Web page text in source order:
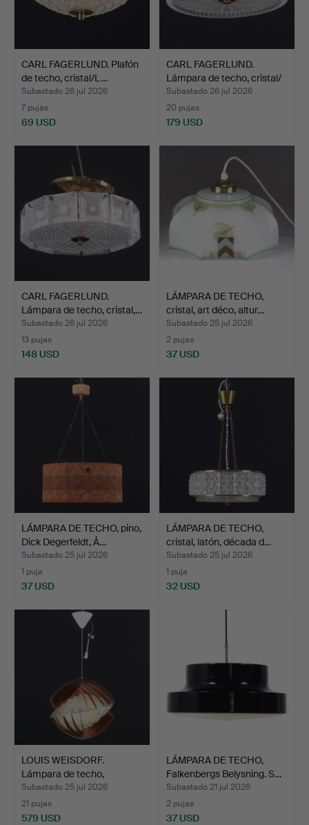
CARL FAGERLUND. Plafón
de techo, cristal/L…
Subastado 26 jul 2026
7 pujas
69 USD
CARL FAGERLUND.
Lámpara de techo, cristal/
…
Subastado 26 jul 2026
20 pujas
179 USD
CARL FAGERLUND.
Lámpara de techo, cristal,…
Subastado 26 jul 2026
13 pujas
148 USD
LÁMPARA DE TECHO,
cristal, art déco, altur…
Subastado 25 jul 2026
2 pujas
37 USD
LÁMPARA DE TECHO, pino,
Dick Degerfeldt, Å…
Subastado 25 jul 2026
1 puja
37 USD
LÁMPARA DE TECHO,
cristal, latón, década d…
Subastado 25 jul 2026
1 puja
32 USD
LOUIS WEISDORF.
Lámpara de techo,
"Konkyli…
Subastado 25 jul 2026
21 pujas
579 USD
LÁMPARA DE TECHO,
Falkenbergs Belysning. S…
Subastado 21 jul 2026
2 pujas
37 USD